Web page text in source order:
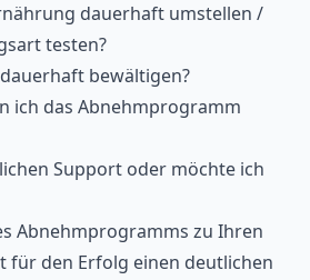
dauerhaft umstellen /
testen?
bewältigen?
ich das Abnehmprogramm
Support oder möchte ich
Abnehmprogramms zu Ihren
für den Erfolg einen deutlichen